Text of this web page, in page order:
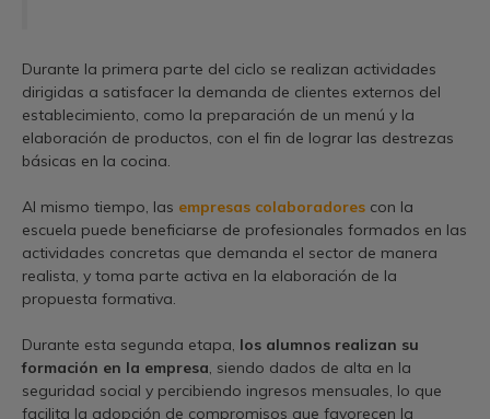
Durante la primera parte del ciclo se realizan actividades
dirigidas a satisfacer la demanda de clientes externos del
establecimiento, como la preparación de un menú y la
elaboración de productos, con el fin de lograr las destrezas
básicas en la cocina.
Al mismo tiempo, las empresas colaboradores con la
escuela puede beneficiarse de profesionales formados en las
actividades concretas que demanda el sector de manera
realista, y toma parte activa en la elaboración de la
propuesta formativa.
Durante esta segunda etapa, los alumnos realizan su
formación en la empresa , siendo dados de alta en la
seguridad social y percibiendo ingresos mensuales, lo que
facilita la adopción de compromisos que favorecen la